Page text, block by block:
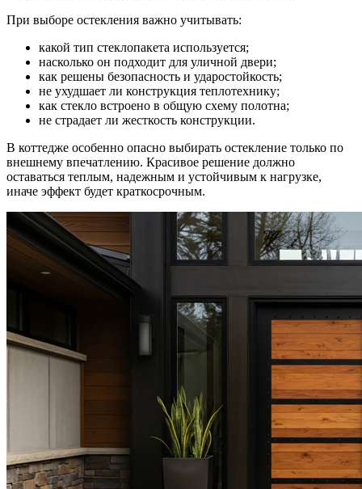
При выборе остекления важно учитывать:
какой тип стеклопакета используется;
насколько он подходит для уличной двери;
как решены безопасность и ударостойкость;
не ухудшает ли конструкция теплотехнику;
как стекло встроено в общую схему полотна;
не страдает ли жесткость конструкции.
В коттедже особенно опасно выбирать остекление только по
внешнему впечатлению. Красивое решение должно
оставаться теплым, надежным и устойчивым к нагрузке,
иначе эффект будет краткосрочным.